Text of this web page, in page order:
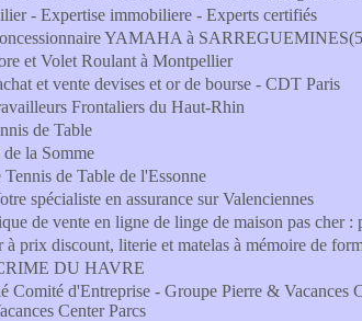
- Expertise immobiliere - Experts certifiés
YAMAHA à
et Volet Roulant à Montpellier
et vente devises et or de bourse - CDT Paris
Frontaliers du Haut-Rhin
de Table
la Somme
de Table de l'Essonne
spécialiste en assurance sur Valenciennes
de vente en ligne de linge de maison pas cher :
à prix discount, literie et matelas à mémoire de
DU HAVRE
Comité d'Entreprise - Groupe Pierre & Vacances
Center Parcs